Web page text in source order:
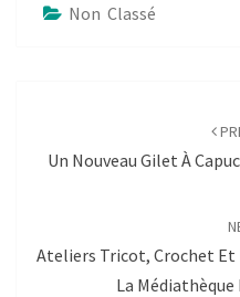
Non Classé
Un Nouveau Gilet À
Ateliers Tricot, Crochet Et
La Médiathèque